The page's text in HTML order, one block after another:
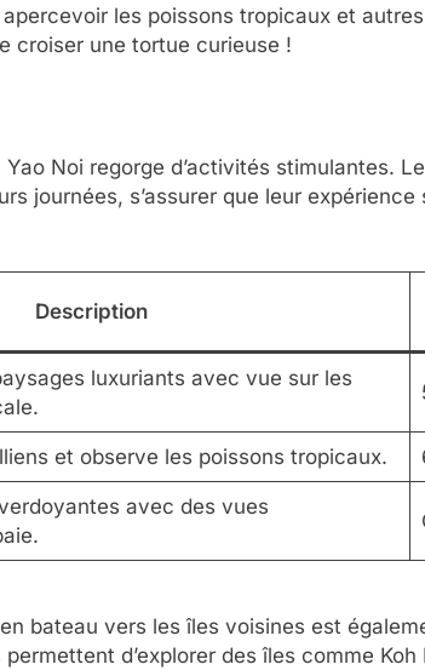
les poissons tropicaux et autres
croiser une tortue curieuse !
Noi regorge d’activités stimulantes.
journées, s’assurer que leur expérience
Description
luxuriants avec vue sur les
et observe les poissons tropicaux.
avec des vues
bateau vers les îles voisines est
d’explorer des îles comme Koh